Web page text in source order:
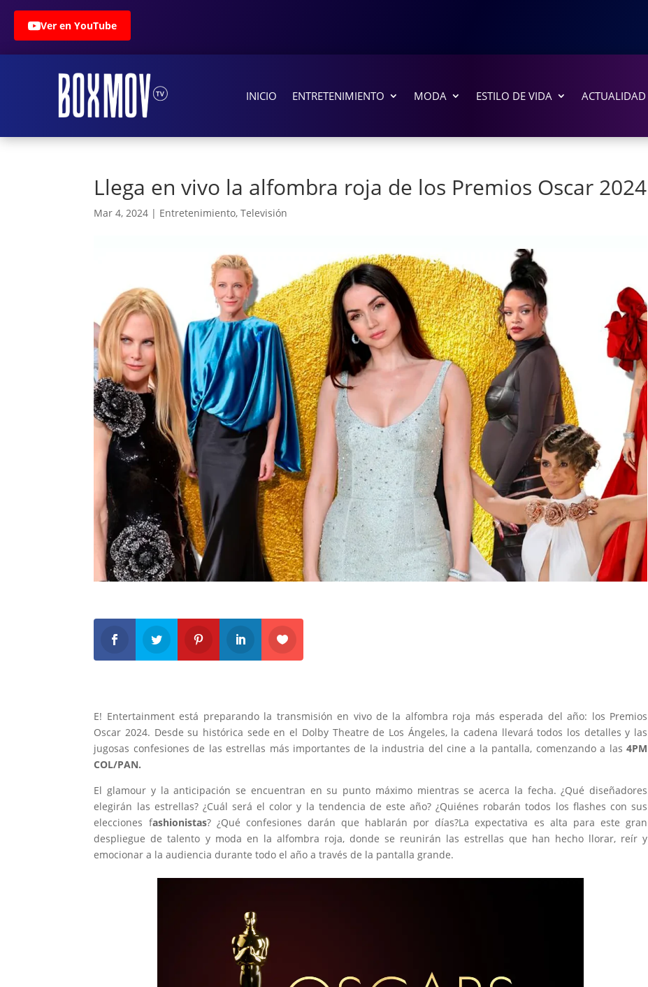
Ver en YouTube
INICIO ENTRETENIMIENTO MODA ESTILO DE VIDA ACTUALIDAD
Llega en vivo la alfombra roja de los Premios Oscar 2024
Mar 4, 2024 | Entretenimiento,Televisión
E! Entertainment está preparando la transmisión en vivo de la alfombra roja más esperada del año: los Premios
Oscar 2024. Desde su histórica sede en el Dolby Theatre de Los Ángeles, la cadena llevará todos los detalles y las
jugosas confesiones de las estrellas más importantes de la industria del cine a la pantalla, comenzando a las4PM
COL/PAN.
El glamour y la anticipación se encuentran en su punto máximo mientras se acerca la fecha. ¿Qué diseñadores
elegirán las estrellas? ¿Cuál será el color y la tendencia de este año? ¿Quiénes robarán todos los flashes con sus
elecciones fashionistas? ¿Qué confesiones darán que hablarán por días?La expectativa es alta para este gran
despliegue de talento y moda en la alfombra roja, donde se reunirán las estrellas que han hecho llorar, reír y
emocionar a la audiencia durante todo el año a través de la pantalla grande.